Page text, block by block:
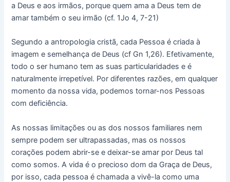
a Deus e aos irmãos, porque quem ama a Deus tem de
amar também o seu irmão (cf. 1Jo 4, 7-21)
Segundo a antropologia cristã, cada Pessoa é criada à
imagem e semelhança de Deus (cf Gn 1,26). Efetivamente,
todo o ser humano tem as suas particularidades e é
naturalmente irrepetível. Por diferentes razões, em qualquer
momento da nossa vida, podemos tornar-nos Pessoas
com deficiência.
As nossas limitações ou as dos nossos familiares nem
sempre podem ser ultrapassadas, mas os nossos
corações podem abrir-se e deixar-se amar por Deus tal
como somos. A vida é o precioso dom da Graça de Deus,
por isso, cada pessoa é chamada a vivê-la como uma